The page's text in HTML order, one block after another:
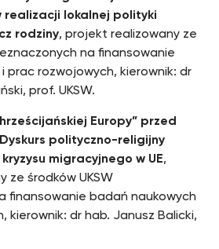
realizacji lokalnej polityki
rodziny, projekt realizowany ze
na finansowanie
prac rozwojowych, kierownik: dr
prof. UKSW.
Europy” przed
polityczno-religijny
migracyjnego w UE,
ze środków UKSW
finansowanie badań naukowych
kierownik: dr hab. Janusz Balicki,